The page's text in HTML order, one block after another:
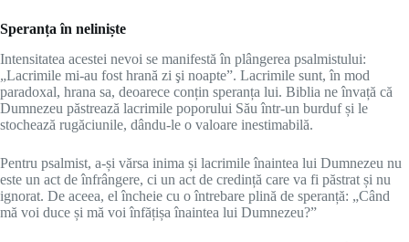
Speranța în neliniște
Intensitatea acestei nevoi se manifestă în plângerea psalmistului:
„Lacrimile mi-au fost hrană zi şi noapte”. Lacrimile sunt, în mod
paradoxal, hrana sa, deoarece conțin speranța lui. Biblia ne învață că
Dumnezeu păstrează lacrimile poporului Său într-un burduf și le
stochează rugăciunile, dându-le o valoare inestimabilă.
Pentru psalmist, a-și vărsa inima și lacrimile înaintea lui Dumnezeu nu
este un act de înfrângere, ci un act de credință care va fi păstrat și nu
ignorat. De aceea, el încheie cu o întrebare plină de speranță: „Când
mă voi duce și mă voi înfățișa înaintea lui Dumnezeu?”